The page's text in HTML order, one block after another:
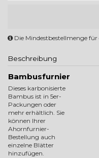
Die Mindestbestellmenge für
Beschreibung
Bambusfurnier
Dieses karbonisierte
Bambus ist in 5er-
Packungen oder
mehr erhältlich. Sie
können Ihrer
Ahornfurnier-
Bestellung auch
einzelne Blätter
hinzufügen.